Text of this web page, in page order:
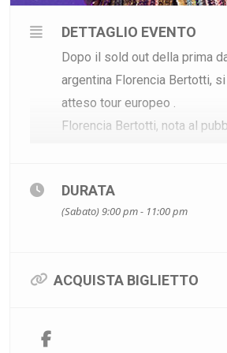
DETTAGLIO EVENTO
Dopo il sold out della prima
argentina Florencia Bertotti,
atteso tour europeo .
Florencia Bertotti, nota al
esordi nella recitazione alle
Vista l’enorme richiesta del
Biglietti
DURATA
(Sabato) 9:00 pm - 11:00 pm
ACQUISTA BIGLIETTO